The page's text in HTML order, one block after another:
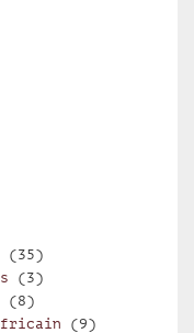
(35)
(3)
(8)
(9)